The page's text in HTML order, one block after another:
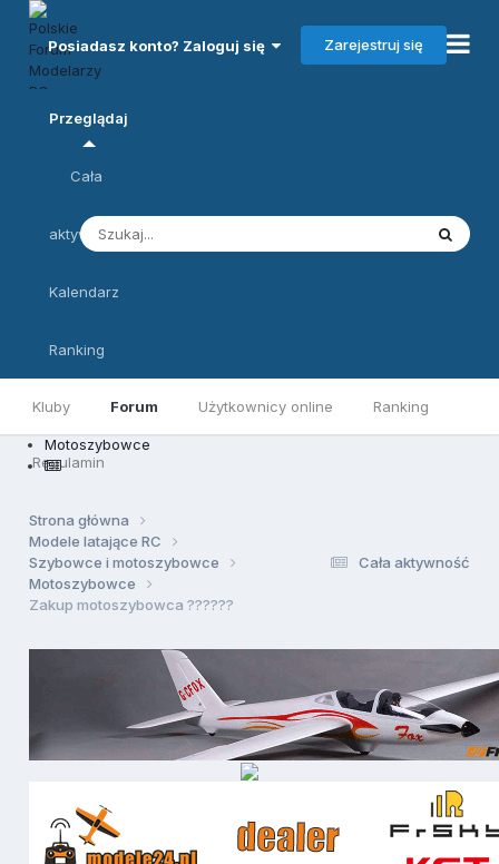
Posiadasz konto? Zaloguj się Zarejestruj się
Przeglądaj
Kluby Forum Użytkownicy online Ranking
Regulamin
Cała
aktywność
Kalendarz
Ranking
Motoszybowce
Cała aktywność
Strona główna
Modele latające RC
Szybowce i motoszybowce
Motoszybowce
Zakup motoszybowca ??????